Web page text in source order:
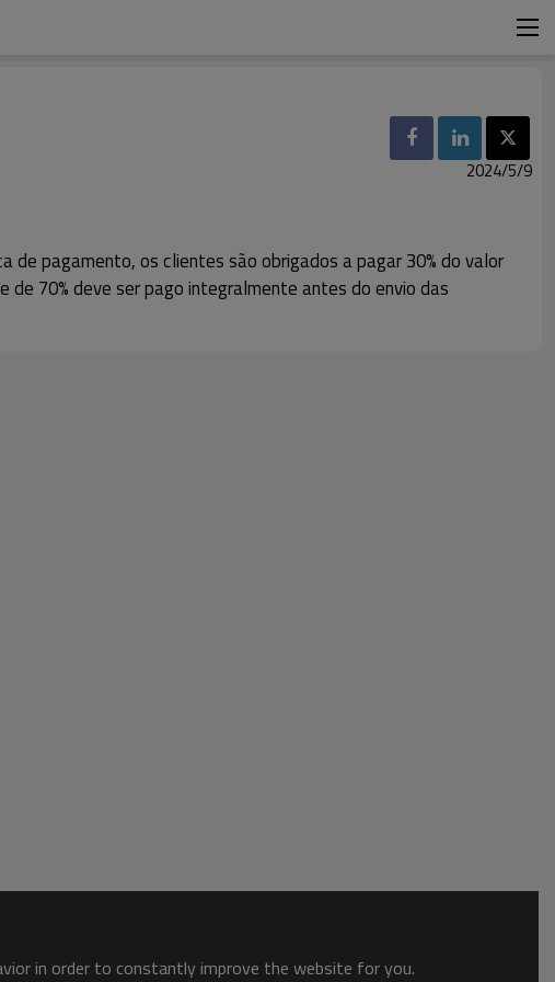
2024/5/9
pagamento, os clientes são obrigados a pagar 30% do valor
70% deve ser pago integralmente antes do envio das
in order to constantly improve the website for you.